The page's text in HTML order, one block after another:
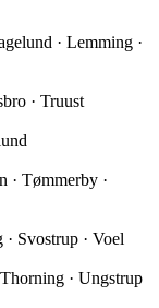
· Lemming ·
· Truust
· Tømmerby ·
Svostrup · Voel
· Ungstrup